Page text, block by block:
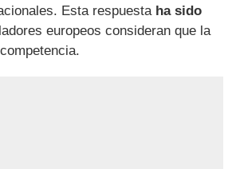
Esta respuesta ha sido
europeos consideran que la